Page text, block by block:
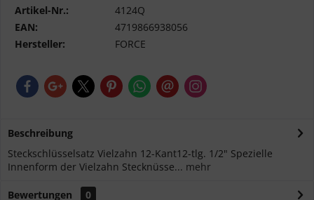
Artikel-Nr.:
4124Q
EAN:
4719866938056
Hersteller:
FORCE
Beschreibung
Steckschlüsselsatz Vielzahn 12-Kant12-tlg. 1/2" Spezielle
Innenform der Vielzahn Stecknüsse... mehr
Bewertungen
0